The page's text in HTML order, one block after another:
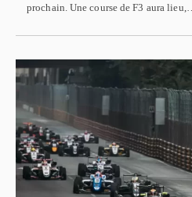
prochain. Une course de F3 aura lieu,…